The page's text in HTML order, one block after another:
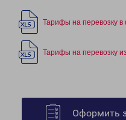
Тарифы на перевозку
Тарифы на перевозку
Оформить